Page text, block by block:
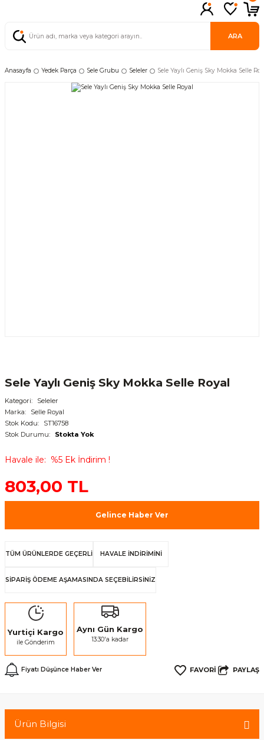
ARA
Anasayfa Yedek Parça Sele Grubu Seleler Sele Yaylı Geniş Sky Mokka Selle
Sele Yaylı Geniş Sky Mokka Selle Royal
Kategori
Seleler
Marka
Selle Royal
Stok Kodu
ST16758
Stok Durumu
Stokta Yok
Havale ile %5 Ek İndirim !
803,00 TL
Gelince Haber Ver
TÜM ÜRÜNLERDE GEÇERLİ HAVALE İNDİRİMİNİ
SİPARİŞ ÖDEME AŞAMASINDA SEÇEBİLİRSİNİZ
Yurtiçi Kargo
ile Gönderim
Aynı Gün Kargo
13:30'a kadar
Fiyatı Düşünce Haber Ver PAYLAŞ
Ürün Bilgisi